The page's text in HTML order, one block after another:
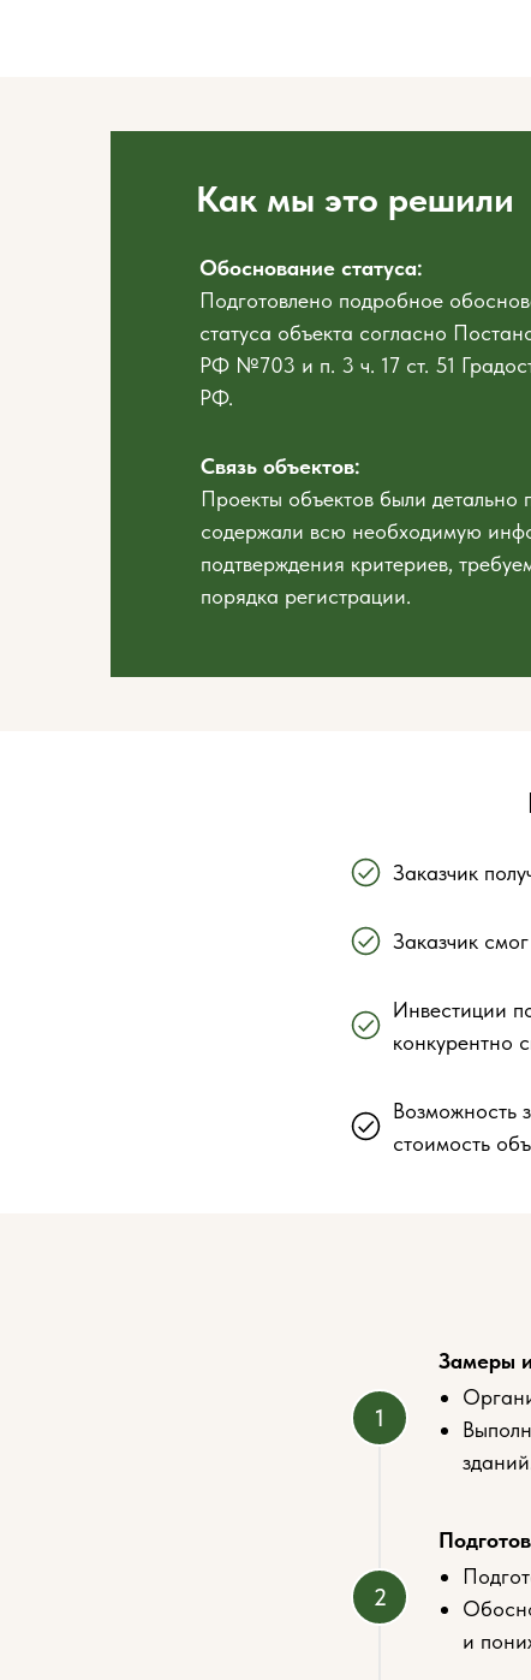
Как мы это решили
Связь объектов:
Проекты объектов были детально
содержали всю необходимую
подтверждения критериев,
порядка регистрации.
Обоснование статуса:
Подготовлено подробное
статуса объекта согласно
РФ №703 и п. 3 ч. 17 ст. 51
РФ.
Заказчик
Заказчик
Инвестиции
конкурентно
Возможность
стоимость
Замеры
и